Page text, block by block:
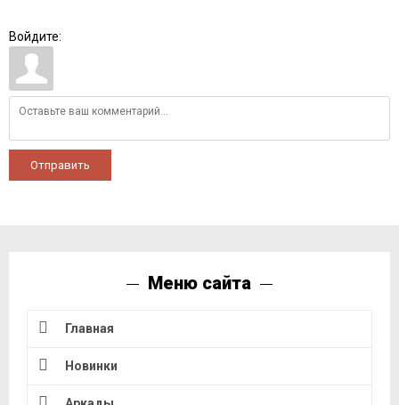
Войдите:
Отправить
Меню сайта
Главная
Новинки